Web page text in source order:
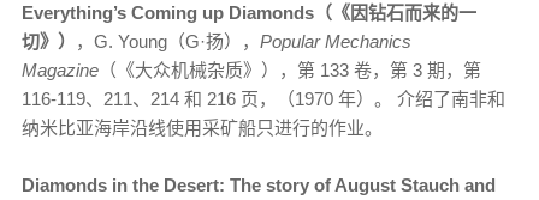
Everything’s Coming up Diamonds（《因钻石而来的一
切》）
，G. Young（G·扬）， Popular Mechanics
Magazine （《大众机械杂质》），第 133 卷，第 3 期，第
116-119、211、214 和 216 页，（1970 年）。 介绍了南非和
纳米比亚海岸沿线使用采矿船只进行的作业。
Diamonds in the Desert: The story of August Stauch and